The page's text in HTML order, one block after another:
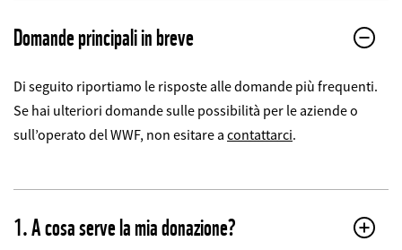
Domande principali in breve
Di seguito riportiamo le risposte alle domande più frequenti.
Se hai ulteriori domande sulle possibilità per le aziende o
sull’operato del WWF, non esitare a contattarci.
1. A cosa serve la mia donazione?